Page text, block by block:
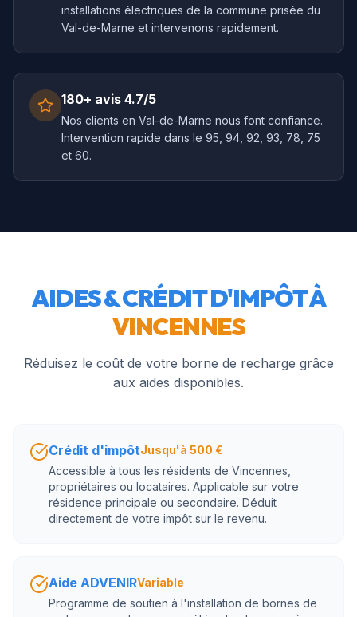
installations électriques de la commune prisée du
Val-de-Marne et intervenons rapidement.
180+ avis 4.7/5
Nos clients en Val-de-Marne nous font confiance.
Intervention rapide dans le 95, 94, 92, 93, 78, 75
et 60.
AIDES & CRÉDIT D'IMPÔT À
VINCENNES
Réduisez le coût de votre borne de recharge grâce
aux aides disponibles.
Crédit d'impôtJusqu'à 500 €
Accessible à tous les résidents de Vincennes,
propriétaires ou locataires. Applicable sur votre
résidence principale ou secondaire. Déduit
directement de votre impôt sur le revenu.
Aide ADVENIRVariable
Programme de soutien à l'installation de bornes de